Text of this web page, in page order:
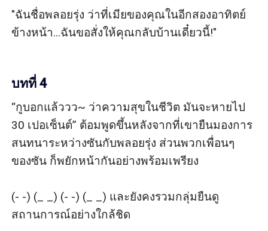
"ฉันชื่อพลอยรุ่ง ว่าที่เมียของคุณในอีกสองอาทิตย์
ข้างหน้า...ฉันขอสั่งให้คุณกลับบ้านเดี๋ยวนี้!"
บทที่ 4
“กูบอกแล้ววว~ ว่าความสุขในชีวิต มันจะหายไป
30 เปอเซ็นต์” ต้อมพูดขึ้นหลังจากที่เขายืนมองการ
สนทนาระหว่างซันกับพลอยรุ่ง ส่วนพวกเพื่อนๆ
ของซัน ก็พยักหน้ากันอย่างพร้อมเพรียง
(- -) (_ _) (- -) (_ _) และยังคงรวมกลุ่มยืนดู
สถานการณ์อย่างใกล้ชิด